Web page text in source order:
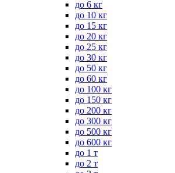
до 6 кг
до 10 кг
до 15 кг
до 20 кг
до 25 кг
до 30 кг
до 50 кг
до 60 кг
до 100 кг
до 150 кг
до 200 кг
до 300 кг
до 500 кг
до 600 кг
до 1 т
до 2 т